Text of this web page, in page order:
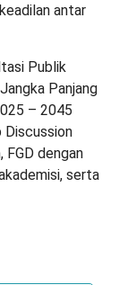
antar
Publik
Panjang
– 2045
Discussion
FGD dengan
serta